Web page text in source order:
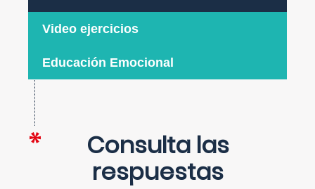
Video ejercicios
Educación Emocional
Consulta las
respuestas